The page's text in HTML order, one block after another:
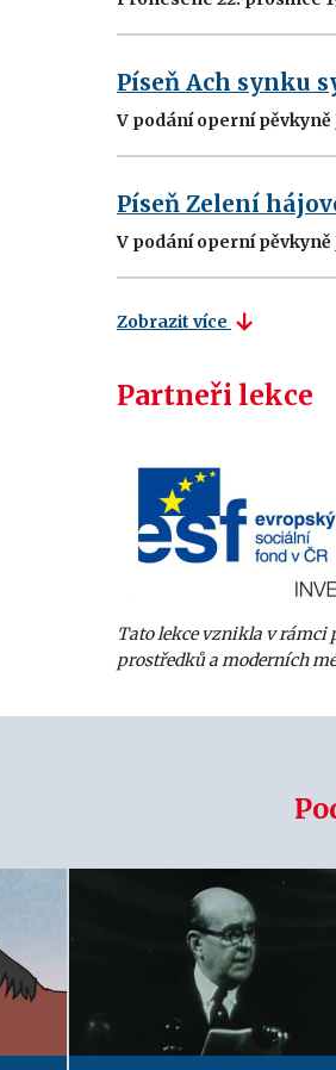
Píseň Ach synku
V podání operní
Píseň Zelení
V podání operní
Zobrazit více
Partneři lekce
Tato lekce vznikla v
prostředků a moderních